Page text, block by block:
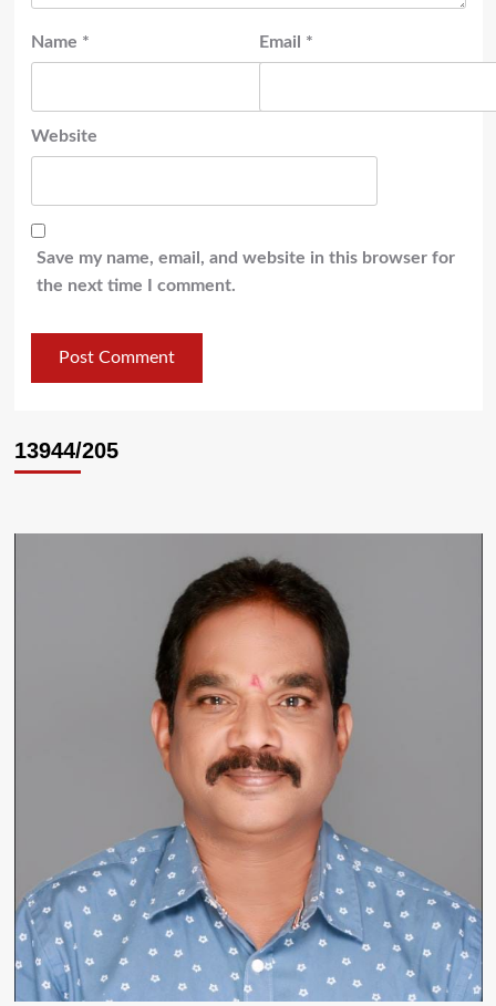
Name * Email *
Website
Save my name, email, and website in this browser for
the next time I comment.
13944/205